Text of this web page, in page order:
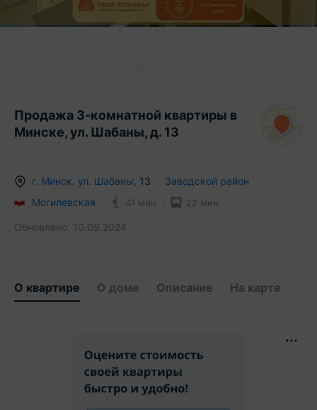
Продажа 3-комнатной квартиры в
Минске, ул. Шабаны, д. 13
г. Минск ул. Шабаны 13
Заводской район
Могилевская
41 мин 22 мин
Обновлено: 10.09.2024
О квартире О доме Описание На карте